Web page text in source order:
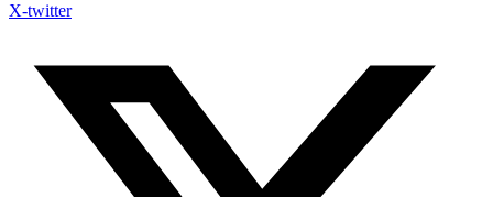
X-twitter